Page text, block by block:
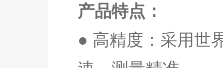
产品特点：
● 高精度：采用世